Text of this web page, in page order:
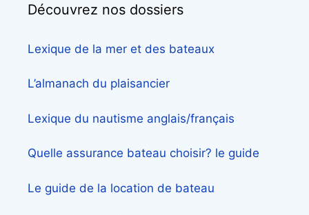
Découvrez nos dossiers
Lexique de la mer et des bateaux
L’almanach du plaisancier
Lexique du nautisme anglais/français
Quelle assurance bateau choisir? le guide
Le guide de la location de bateau